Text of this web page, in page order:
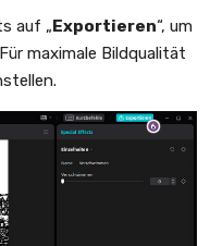
auf „Exportieren“, um
maximale Bildqualität